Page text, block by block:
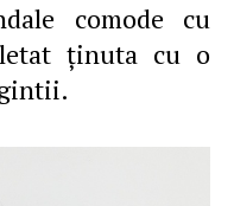
comode cu
ţinuta cu o